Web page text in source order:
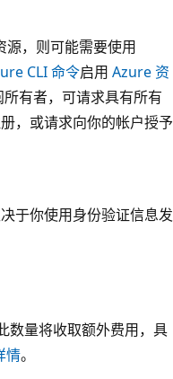
源，则可能需要使用
CLI 命令启用 Azure 资
有者，可请求具有所有
，或请求向你的帐户授予
于你使用身份验证信息发
数量将收取额外费用，具
情。